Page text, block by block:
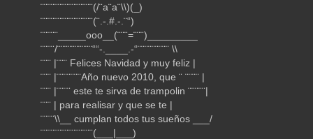
¨¨¨¨¨¨¨¨¨¨¨¨¨¨¨(/¨a¨a¨\\)(_)
¨¨¨¨¨¨¨¨¨¨¨¨¨¨¨(¨.-.#.-.¨“)
¨¨¨¨¨_____ooo__(¨¨¨=¨¨¨)_________
¨¨¨¨/¨¨¨¨¨¨¨¨¨¨““-.____.-“¨¨¨¨¨¨¨¨¨ \\
¨¨¨ |¨¨¨ Felices Navidad y muy feliz |
¨¨¨ |¨¨¨¨¨¨¨Año nuevo 2010, que ¨ ¨¨¨¨ |
¨¨¨ |¨¨¨¨ este te sirva de trampolin ¨¨¨¨¨|
¨¨¨ | para realisar y que se te |
¨¨¨¨\\__ cumplan todos tus sueños ___/
¨¨¨¨¨¨¨¨¨¨¨¨¨¨¨(___|___)